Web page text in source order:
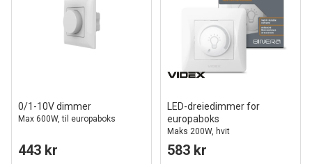
0/1-10V dimmer
Max 600W, til europaboks
443 kr
LED-dreiedimmer for
europaboks
Maks 200W, hvit
583 kr